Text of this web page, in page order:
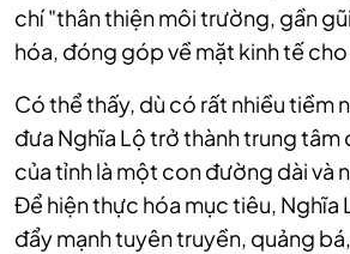
chí "thân thiện môi trường, gần
hóa, đóng góp về mặt kinh tế
Có thể thấy, dù có rất nhiều tiềm
đưa Nghĩa Lộ trở thành trung tâm
của tỉnh là một con đường dài và
Để hiện thực hóa mục tiêu, Nghĩa
đẩy mạnh tuyên truyền, quảng